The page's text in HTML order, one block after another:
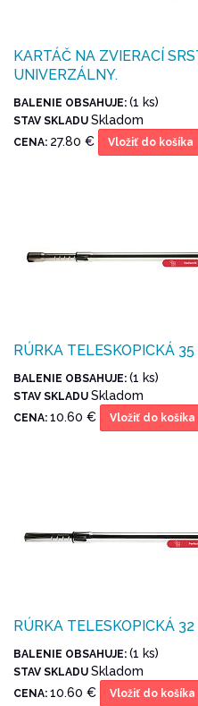
KARTÁČ NA ZVIERACÍ
UNIVERZÁLNY.
BALENIE OBSAHUJE: (1 ks)
STAV SKLADU Skladom
CENA: 27.80 € Vložiť do košíka
RÚRKA TELESKOPICKÁ 35
BALENIE OBSAHUJE: (1 ks)
STAV SKLADU Skladom
CENA: 10.60 € Vložiť do košíka
RÚRKA TELESKOPICKÁ 32
BALENIE OBSAHUJE: (1 ks)
STAV SKLADU Skladom
CENA: 10.60 € Vložiť do košíka